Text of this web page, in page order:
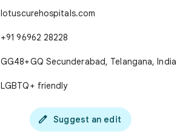
lotuscurehospitals.com
+91 96962 28228
GG48+GQ Secunderabad, Telangana, India
LGBTQ+ friendly
 Suggest an edit